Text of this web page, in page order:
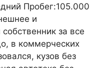
Пробег:105.000
и
за всe
в коммeрчеcких
кузов бeз